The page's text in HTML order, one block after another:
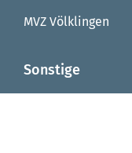
MVZ Völklingen
Sonstige